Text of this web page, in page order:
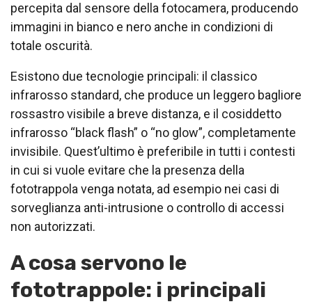
percepita dal sensore della fotocamera, producendo
immagini in bianco e nero anche in condizioni di
totale oscurità.
Esistono due tecnologie principali: il classico
infrarosso standard, che produce un leggero bagliore
rossastro visibile a breve distanza, e il cosiddetto
infrarosso “black flash” o “no glow”, completamente
invisibile. Quest’ultimo è preferibile in tutti i contesti
in cui si vuole evitare che la presenza della
fototrappola venga notata, ad esempio nei casi di
sorveglianza anti-intrusione o controllo di accessi
non autorizzati.
A cosa servono le
fototrappole: i principali